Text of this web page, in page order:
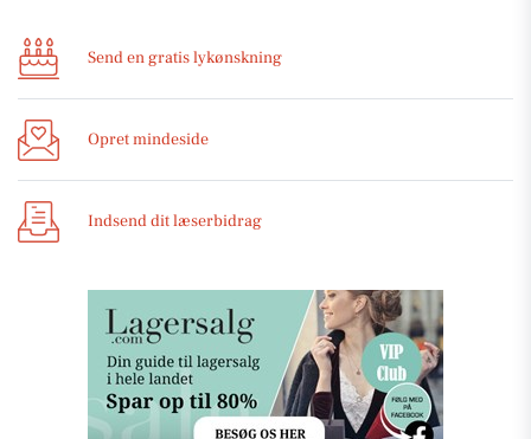
Send en gratis lykønskning
Opret mindeside
Indsend dit læserbidrag